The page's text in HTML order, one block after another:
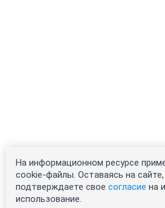
На информационном ресурсе
cookie-файлы. Оставаясь на
подтверждаете свое согласие на
использование.